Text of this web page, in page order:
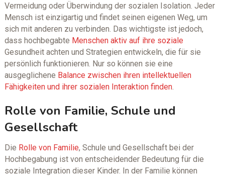
Vermeidung oder Überwindung der sozialen Isolation. Jeder
Mensch ist einzigartig und findet seinen eigenen Weg, um
sich mit anderen zu verbinden. Das wichtigste ist jedoch,
dass hochbegabte Menschen aktiv auf ihre soziale
Gesundheit achten und Strategien entwickeln, die für sie
persönlich funktionieren. Nur so können sie eine
ausgeglichene Balance zwischen ihren intellektuellen
Fähigkeiten und ihrer sozialen Interaktion finden.
Rolle von Familie, Schule und
Gesellschaft
Die Rolle von Familie, Schule und Gesellschaft bei der
Hochbegabung ist von entscheidender Bedeutung für die
soziale Integration dieser Kinder. In der Familie können